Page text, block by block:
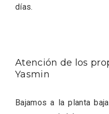
días.
Atención de los
Yasmin
Bajamos a la planta